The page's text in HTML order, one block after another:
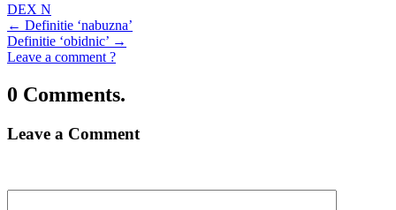
DEX N
← Definitie ‘nabuzna’
Definitie ‘obidnic’ →
Leave a comment ?
0 Comments.
Leave a Comment